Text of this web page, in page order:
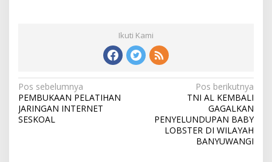
Ikuti Kami
N
a
v
Pos sebelumnya
PEMBUKAAN PELATIHAN
JARINGAN INTERNET
SESKOAL
Pos berikutnya
TNI AL KEMBALI
GAGALKAN
PENYELUNDUPAN BABY
LOBSTER DI WILAYAH
BANYUWANGI